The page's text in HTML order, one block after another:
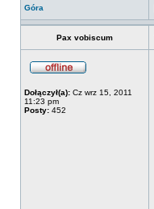
Góra
Pax vobiscum
Dołączył(a): Cz wrz 15, 2011
11:23 pm
Posty: 452